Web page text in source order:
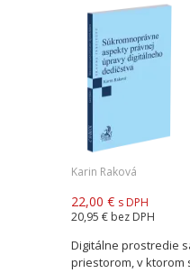
Karin Raková
22,00 € s DPH
20,95 € bez DPH
Digitálne prostredie
priestorom, v ktorom